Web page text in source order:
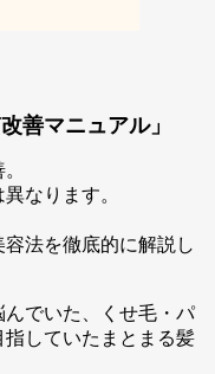
善マニュアル」
なります。
法を徹底的に解説し
でいた、くせ毛・パ
していたまとまる髪